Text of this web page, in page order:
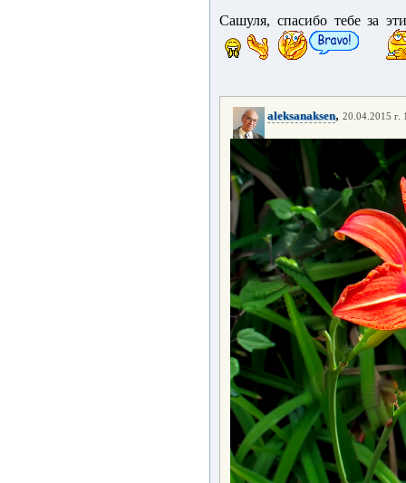
Сашуля, спасибо тебе за
aleksanaksen, 20.04.2015 г.